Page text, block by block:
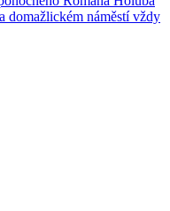
domažlickém náměstí vždy